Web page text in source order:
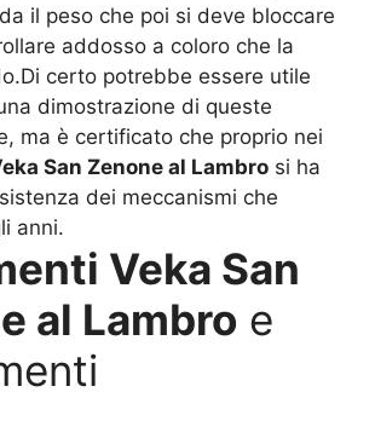
il peso che poi si deve bloccare
addosso a coloro che la
certo potrebbe essere utile
dimostrazione di queste
ma è certificato che proprio nei
San Zenone al Lambro si ha
dei meccanismi che
anni.
Veka San
al Lambro e